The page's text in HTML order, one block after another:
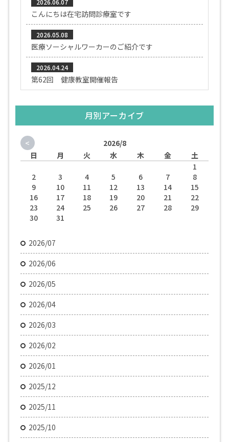
2026.06.07
こんにちは在宅訪問診療室です
2026.05.08
医療ソーシャルワーカーのご紹介です
2026.04.24
第62回 健康教室開催報告
月別アーカイブ
<
2026/8
日
月 火 水 木 金
土
1
2
3 4 5 6 7
8
9
10 11 12 13 14
15
16
17 18 19 20 21
22
23
24 25 26 27 28
29
30
31
2026/07
2026/06
2026/05
2026/04
2026/03
2026/02
2026/01
2025/12
2025/11
2025/10